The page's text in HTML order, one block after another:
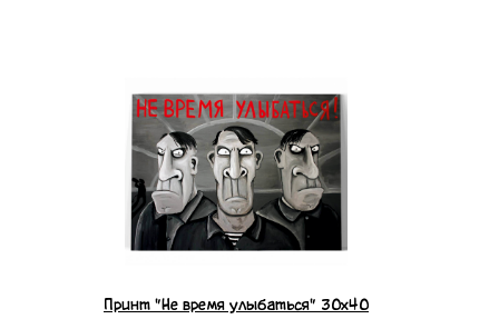
Принт "Не время улыбаться" 30x40